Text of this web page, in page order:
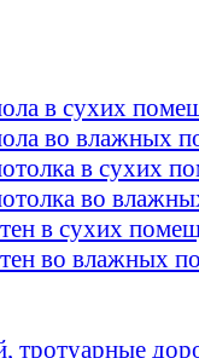
в сухих
во влажных
в сухих
во
в сухих
во влажных
тротуарные